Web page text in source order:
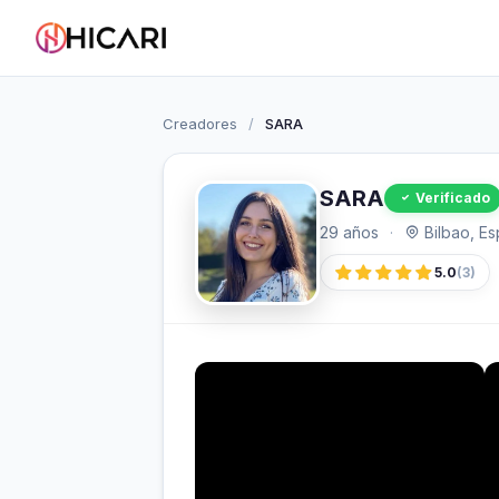
Creadores / SARA
SARA Verificado
29 años · Bilbao,
5.0(3)